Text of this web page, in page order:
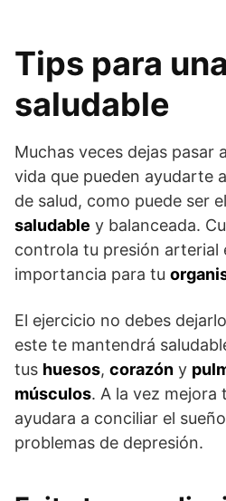
Tips para
saludable
Muchas veces dejas pasar
vida que pueden ayudarte
de salud, como puede ser el
saludable y balanceada.
controla tu presión arterial
importancia para tu
El ejercicio no debes
este te mantendrá
tus huesos, corazón y
músculos. A la vez mejora
ayudara a conciliar el
problemas de depresión.